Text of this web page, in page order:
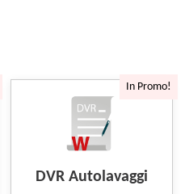
In Promo!
DVR Autolavaggi